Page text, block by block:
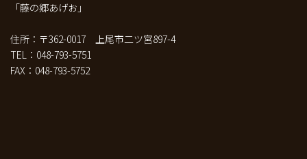
「藤の郷あげお」
住所：〒362-0017 上尾市二ツ宮897-4
TEL：048-793-5751
FAX：048-793-5752